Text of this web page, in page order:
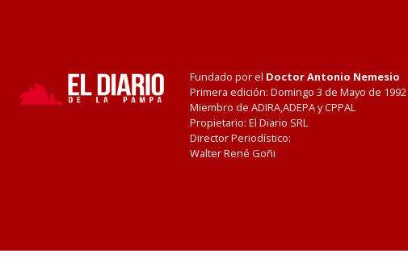
Fundado por el Doctor Antonio Nemesio
Primera edición: Domingo 3 de Mayo de 1992
Miembro de ADIRA,ADEPA y CPPAL
Propietario: El Diario SRL
Director Periodístico:
Walter René Goñi